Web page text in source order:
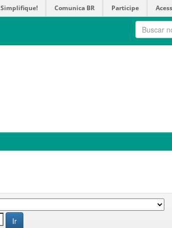
Simplifique! Comunica BR Participe